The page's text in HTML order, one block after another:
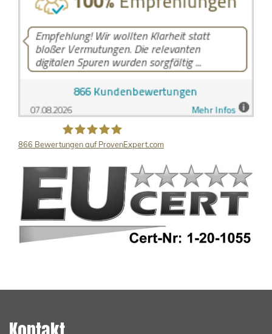
LB Detektive GmbH
866 Bewertungen auf ProvenExpert.com